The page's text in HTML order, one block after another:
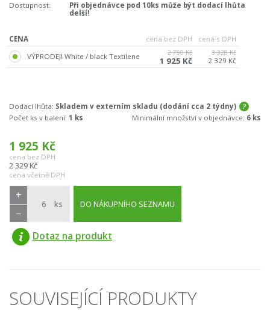
Dostupnost:
Při objednávce pod 10ks může být dodací lhůta
delší!
CENA cena bez DPH
cena s DPH
VÝPRODEJ! White / black Textilene
2 750 Kč
1 925 Kč
3 328 Kč
2 329 Kč
Dodací lhůta: Skladem v externím skladu (dodání cca 2 týdny)
Počet ks v balení: 1 ks Minimální množství v objednávce: 6 ks
1 925 Kč
cena bez DPH
2 329 Kč
cena včetně DPH
ks
+
−
DO NÁKUPNÍHO SEZNAMU
Dotaz na produkt
SOUVISEJÍCÍ PRODUKTY